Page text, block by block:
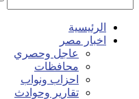
الرئيسية
اخبار مصر
عاجل وحصري
محافظات
احزاب ونواب
تقارير وحوادث